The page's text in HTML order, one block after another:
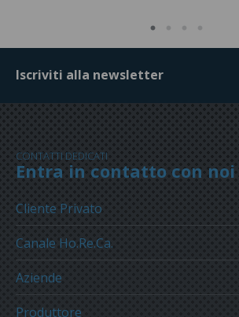
Iscriviti alla newsletter
CONTATTI DEDICATI
Entra in contatto con noi
Cliente Privato
Canale Ho.Re.Ca.
Aziende
Produttore